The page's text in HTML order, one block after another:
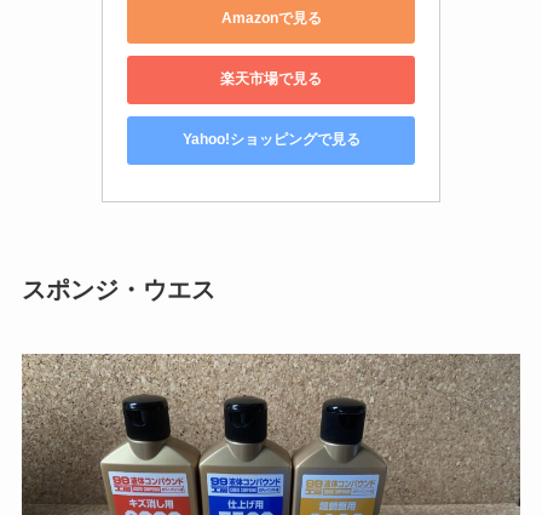
Amazonで見る
楽天市場で見る
Yahoo!ショッピングで見る
スポンジ・ウエス